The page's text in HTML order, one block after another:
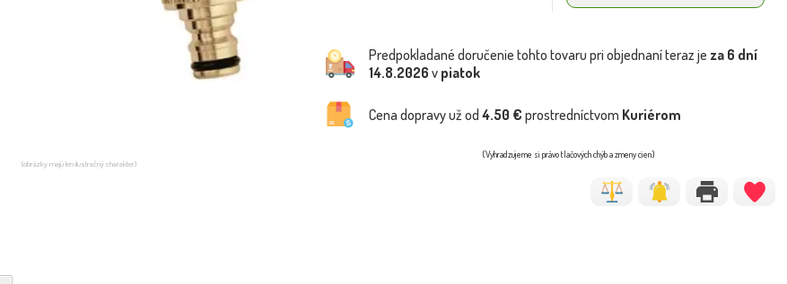
(obrázky majú len ilustračný charakter)
Predpokladané doručenie tohto tovaru pri objednaní teraz je za 6 dní
14.8.2026 v piatok
Cena dopravy už od4.50 € prostredníctvom Kuriérom
(Vyhradzujeme si právo tlačových chýb a zmeny cien)